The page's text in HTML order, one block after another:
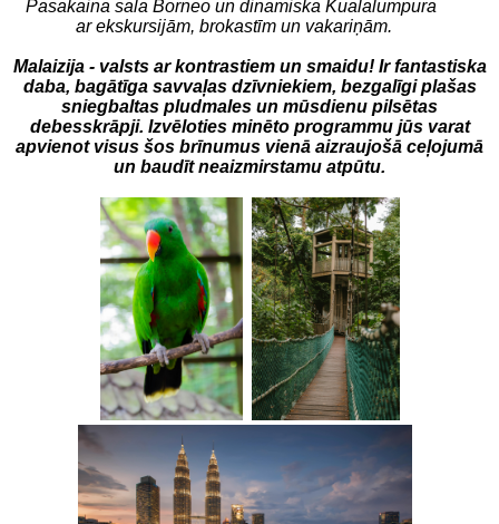
Pasakaina sala Borneo un dinamiska Kualalumpura
ar ekskursijām, brokastīm un vakariņām.
Malaizija - valsts ar kontrastiem un smaidu! Ir fantastiska
daba, bagātīga savvaļas dzīvniekiem, bezgalīgi plašas
sniegbaltas pludmales un mūsdienu pilsētas
debesskrāpji. Izvēloties minēto programmu jūs varat
apvienot visus šos brīnumus vienā aizraujošā ceļojumā
un baudīt neaizmirstamu atpūtu.